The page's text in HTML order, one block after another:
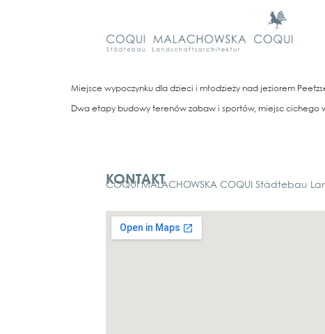
Mie­j­s­ce wypo­c­zyn­ku dla dzie­ci i młod­zieży nad jezio­rem
Dwa eta­py budo­wy terenów zabaw i spor­tów, mie­jsc ciche­go
KONTAKT
COQUI MALACHOWSKA COQUI Städtebau